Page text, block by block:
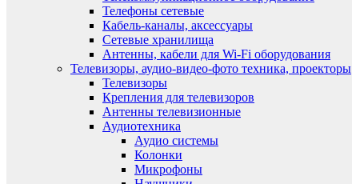
Телефоны сетевые
Кабель-каналы, аксессуары
Сетевые хранилища
Антенны, кабели для Wi-Fi оборудования
Телевизоры, аудио-видео-фото техника, проекторы
Телевизоры
Крепления для телевизоров
Антенны телевизионные
Аудиотехника
Аудио системы
Колонки
Микрофоны